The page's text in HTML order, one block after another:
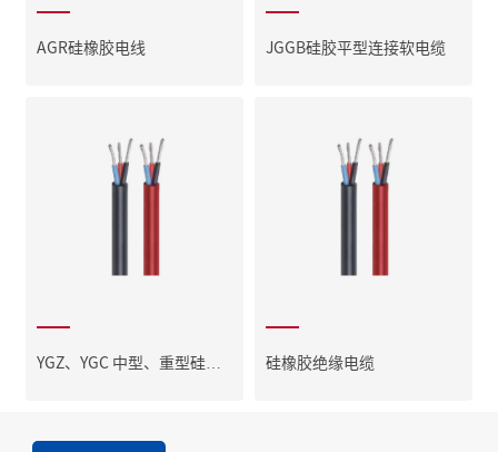
AGR硅橡胶电线 JGGB硅胶平型连接软电缆
YGZ、YGC 中型、重型硅橡
硅橡胶绝缘电缆